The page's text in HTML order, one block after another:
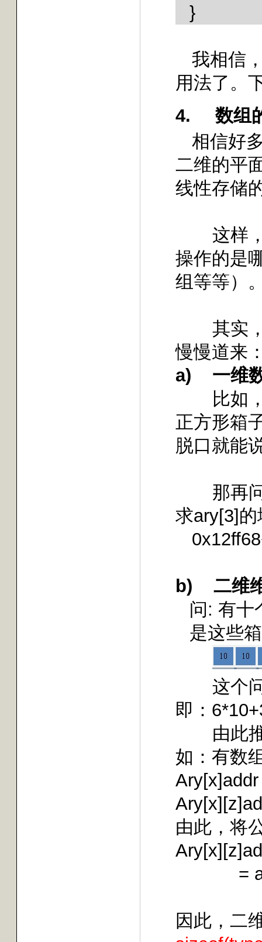
}
我相信
用法了。
4.
数组
相信好
二维的平
线性存储
这样
操作的是
组等等）
其实
慢慢道来
a)
一维
比如
正方形箱
脱口就能
那再
求ary[3]
b)
二维
问: 有十
是这些
这个
即：
由此
如：有数
由此，将
=
因此，二